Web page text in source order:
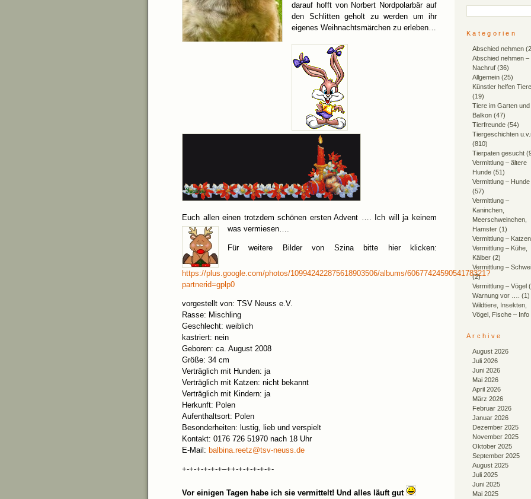
darauf hofft von Norbert Nordpolarbär auf
den Schlitten geholt zu werden um ihr
eigenes Weihnachtsmärchen zu erleben…
Euch allen einen trotzdem schönen ersten Advent …. Ich will ja keinem
was vermiesen….
Für weitere Bilder von Szina bitte hier klicken:
https://plus.google.com/photos/109942422875618903506/albums/6067742459054178321?
partnerid=gplp0
vorgestellt von: TSV Neuss e.V.
Rasse: Mischling
Geschlecht: weiblich
kastriert: nein
Geboren: ca. August 2008
Größe: 34 cm
Verträglich mit Hunden: ja
Verträglich mit Katzen: nicht bekannt
Verträglich mit Kindern: ja
Herkunft: Polen
Aufenthaltsort: Polen
Besonderheiten: lustig, lieb und verspielt
Kontakt: 0176 726 51970 nach 18 Uhr
E-Mail: balbina.reetz@tsv-neuss.de
+-+-+-+-+-+–++-+-+-+-+-+-
Vor einigen Tagen habe ich sie vermittelt! Und alles läuft gut
Kategorien
Abschied nehmen
Abschied nehmen –
Nachruf (36)
Allgemein (25)
Künstler helfen
(19)
Tiere im Garten und
Balkon (47)
Tierfreunde (54)
Tiergeschichten
(810)
Tierpaten gesucht
Vermittlung – ältere
Hunde (51)
Vermittlung – Hunde
(57)
Vermittlung –
Kaninchen,
Meerschweinchen,
Hamster (1)
Vermittlung – Katzen
Vermittlung – Kühe,
Kälber (2)
Vermittlung –
(2)
Vermittlung – Vögel
Warnung vor ….
(1)
Wildtiere, Insekten,
Vögel, Fische – Info
Archive
August 2026
Juli 2026
Juni 2026
Mai 2026
April 2026
März 2026
Februar 2026
Januar 2026
Dezember 2025
November 2025
Oktober 2025
September 2025
August 2025
Juli 2025
Juni 2025
Mai 2025